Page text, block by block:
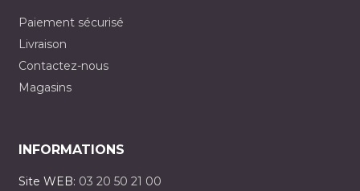
Paiement sécurisé
Livraison
Contactez-nous
Magasins
INFORMATIONS
Site WEB: 03 20 50 21 00